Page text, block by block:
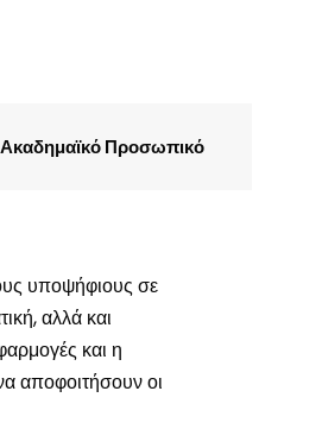
Ακαδημαϊκό Προσωπικό
υποψήφιους σε
αλλά και
και η
αποφοιτήσουν οι